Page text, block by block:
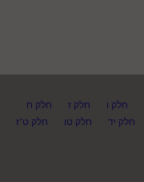
חלק ו חלק ז
חלק ח
חלק יד חלק טו
חלק ט"ז